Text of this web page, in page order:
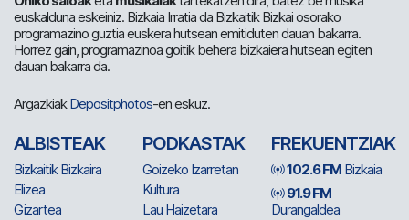
euskalduna eskeiniz. Bizkaia Irratia da Bizkaitik Bizkai osorako
programazino guztia euskera hutsean emitiduten dauan bakarra.
Horrez gain, programazinoa goitik behera bizkaiera hutsean egiten
dauan bakarra da.
ArgazkiakDepositphotos-en eskuz.
ALBISTEAK
Bizkaitik Bizkaira
Elizea
Gizartea
PODKASTAK
Goizeko Izarretan
Kultura
Lau Haizetara
FREKUENTZIAK
102.6 FM Bizkaia
91.9 FM
Durangaldea